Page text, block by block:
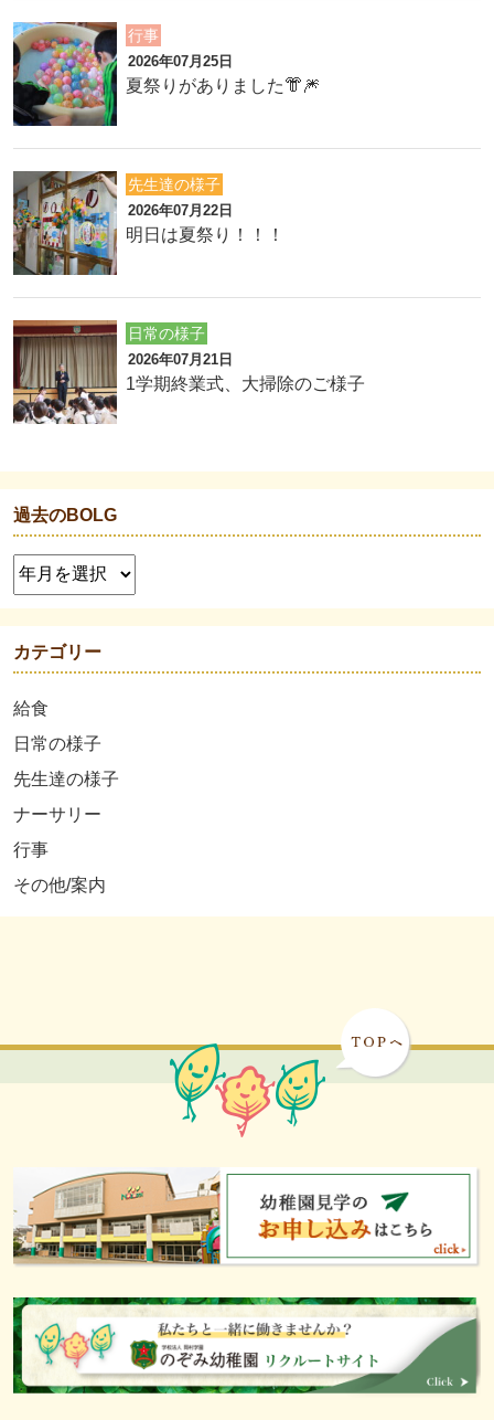
行事
2026年07月25日
夏祭りがありました👘🎆
先生達の様子
2026年07月22日
明日は夏祭り！！！
日常の様子
2026年07月21日
1学期終業式、大掃除のご様子
過去のBOLG
カテゴリー
給食
日常の様子
先生達の様子
ナーサリー
行事
その他/案内